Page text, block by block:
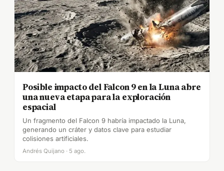
Posible impacto del Falcon 9 en la Luna abre
una nueva etapa para la exploración
espacial
Un fragmento del Falcon 9 habría impactado la Luna,
generando un cráter y datos clave para estudiar
colisiones artificiales.
Andrés Quijano · 5 ago.